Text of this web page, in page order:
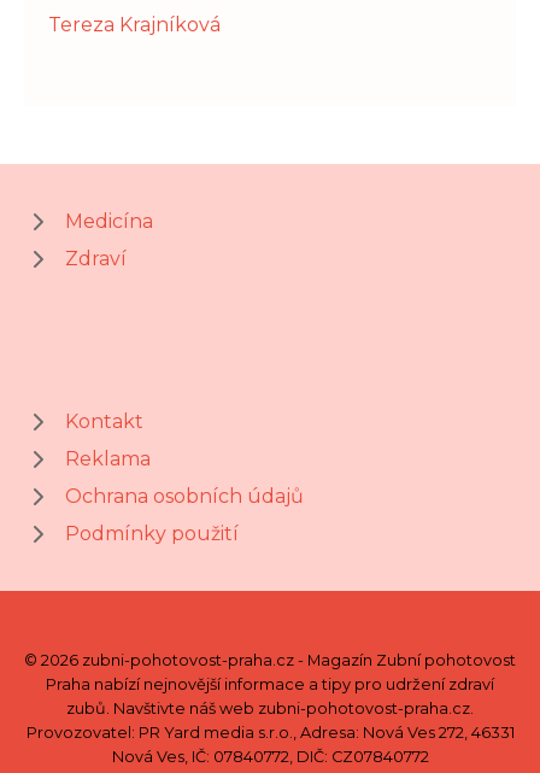
Tereza Krajníková
Medicína
Zdraví
Kontakt
Reklama
Ochrana osobních údajů
Podmínky použití
© 2026 zubni-pohotovost-praha.cz - Magazín Zubní pohotovost
Praha nabízí nejnovější informace a tipy pro udržení zdraví
zubů. Navštivte náš web zubni-pohotovost-praha.cz.
Provozovatel: PR Yard media s.r.o., Adresa: Nová Ves 272, 46331
Nová Ves, IČ: 07840772, DIČ: CZ07840772